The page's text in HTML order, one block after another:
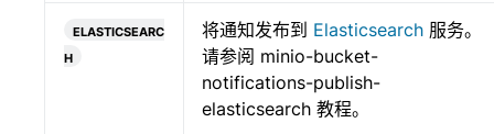
elasticsearc
h
将通知发布到 Elasticsearch 服务。
请参阅 minio-bucket-
notifications-publish-
elasticsearch 教程。